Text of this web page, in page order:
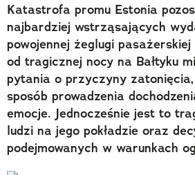
Katastrofa promu Estonia
najbardziej wstrząsających
powojennej żeglugi
od tragicznej nocy na Bałtyku
pytania o przyczyny
sposób prowadzenia
emocje. Jednocześnie jest to
ludzi na jego pokładzie oraz
podejmowanych w warunkach